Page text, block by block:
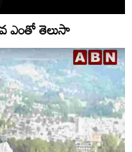
ఎంతో తెలుసా